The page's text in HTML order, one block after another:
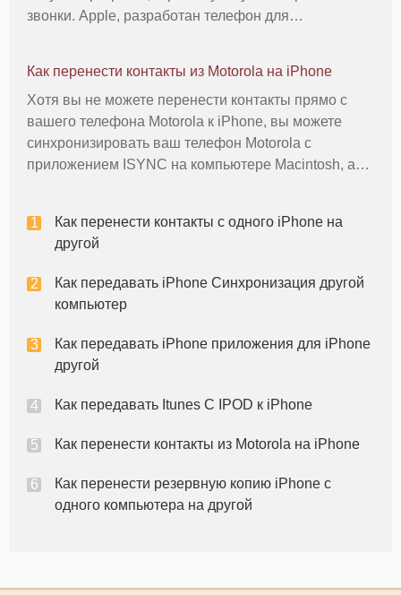
звонки. Apple, разработан телефон для
синхронизируется с телефоном. Инструкц
Как перенести контакты из Motorola на iPhone
Хотя вы не можете перенести контакты прямо с
вашего телефона Motorola к iPhone, вы можете
синхронизировать ваш телефон Motorola с
приложением ISYNC на компьютере Macintosh, а
подключения к телефону Motorola и п
Как перенести контакты с одного iPhone на
другой
Как передавать iPhone Синхронизация другой
компьютер
Как передавать iPhone приложения для iPhone
другой
Как передавать Itunes С IPOD к iPhone
Как перенести контакты из Motorola на iPhone
Как перенести резервную копию iPhone с
одного компьютера на другой